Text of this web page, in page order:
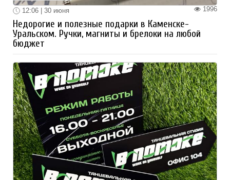
1996
12:06 | 30 июня
Недорогие и полезные подарки в Каменске-
Уральском. Ручки, магниты и брелоки на любой
бюджет